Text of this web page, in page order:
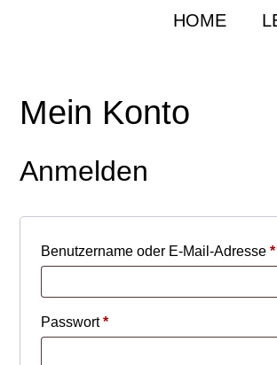
HOME
Mein Konto
Anmelden
Benutzername oder E-Mail-Adresse *
Passwort*